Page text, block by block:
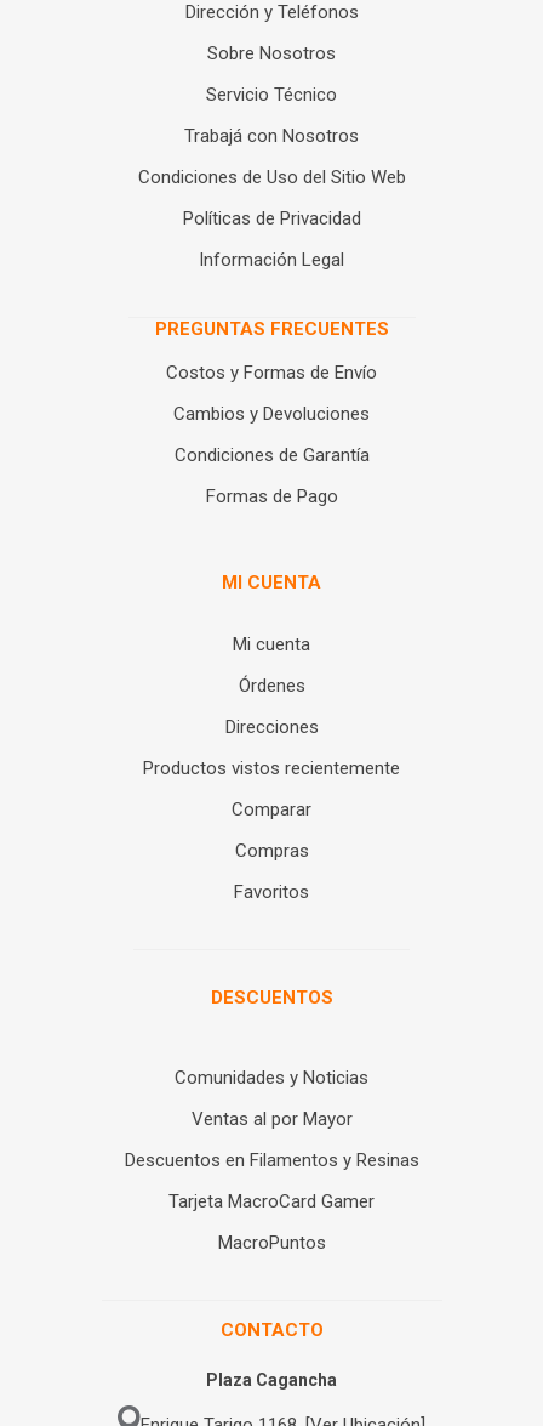
Dirección y Teléfonos
Sobre Nosotros
Servicio Técnico
Trabajá con Nosotros
Condiciones de Uso del Sitio Web
Políticas de Privacidad
Información Legal
PREGUNTAS FRECUENTES
Costos y Formas de Envío
Cambios y Devoluciones
Condiciones de Garantía
Formas de Pago
MI CUENTA
Mi cuenta
Órdenes
Direcciones
Productos vistos recientemente
Comparar
Compras
Favoritos
DESCUENTOS
Comunidades y Noticias
Ventas al por Mayor
Descuentos en Filamentos y Resinas
Tarjeta MacroCard Gamer
MacroPuntos
CONTACTO
Plaza Cagancha